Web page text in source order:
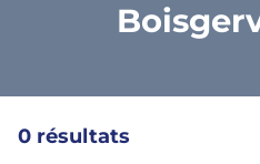
0 résultats